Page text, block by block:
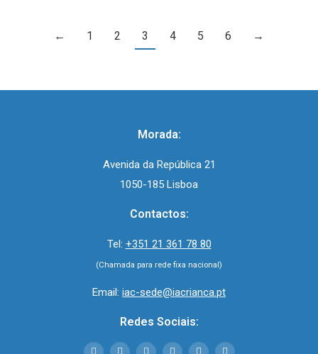
← 1 2 3 4 5 6 →
Morada:
Avenida da República 21
1050-185 Lisboa
Contactos:
Tel: +351 21 361 78 80
(Chamada para rede fixa nacional)
Email: iac-sede@iacrianca.pt
Redes Sociais: